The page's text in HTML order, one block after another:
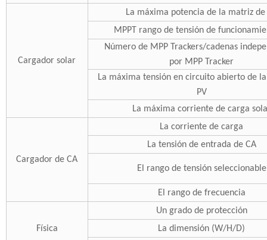
Cargador solar
La máxima potencia de la matriz de
MPPT rango de tensión de
Número de MPP Trackers/cadenas
por MPP Tracker
La máxima tensión en circuito abierto de
PV
La máxima corriente de carga
Cargador de CA
La corriente de carga
La tensión de entrada de CA
El rango de tensión seleccionable
El rango de frecuencia
Física
Un grado de protección
La dimensión (W/H/D)